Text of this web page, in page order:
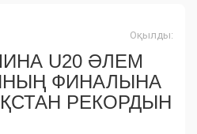
Оқылды:
U20 ӘЛЕМ
ФИНАЛЫНА
РЕКОРДЫН